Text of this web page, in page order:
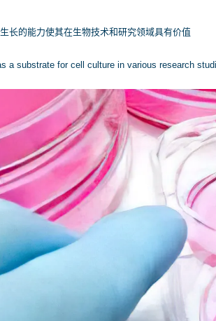
长的能力使其在生物技术和研究领域具有价值
a substrate for cell culture in various research